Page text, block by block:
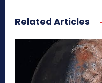
Related Articles